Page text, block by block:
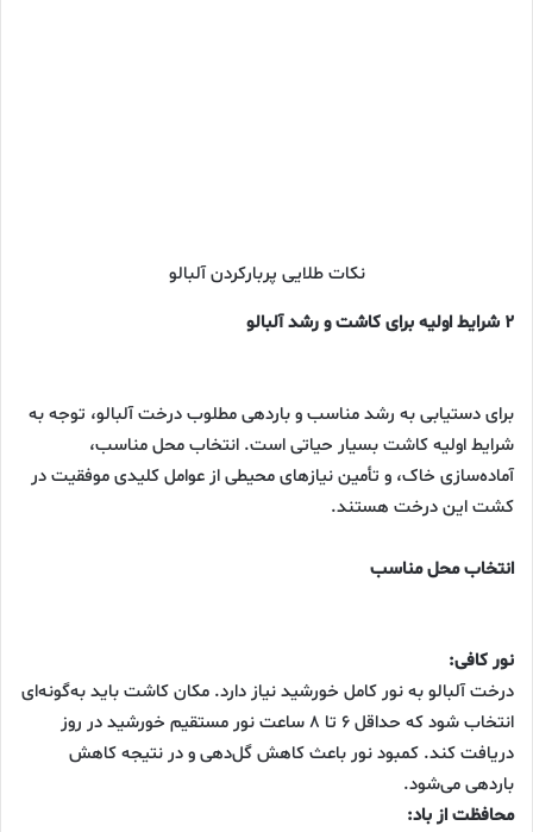
نکات طلایی پربارکردن آلبالو
۲ شرایط اولیه برای کاشت و رشد آلبالو
برای دستیابی به رشد مناسب و باردهی مطلوب درخت آلبالو، توجه به
شرایط اولیه کاشت بسیار حیاتی است. انتخاب محل مناسب،
آماده‌سازی خاک، و تأمین نیازهای محیطی از عوامل کلیدی موفقیت در
کشت این درخت هستند.
انتخاب محل مناسب
نور کافی:
درخت آلبالو به نور کامل خورشید نیاز دارد. مکان کاشت باید به‌گونه‌ای
انتخاب شود که حداقل ۶ تا ۸ ساعت نور مستقیم خورشید در روز
دریافت کند. کمبود نور باعث کاهش گل‌دهی و در نتیجه کاهش
باردهی می‌شود.
محافظت از باد: